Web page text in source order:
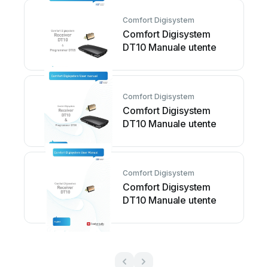
Comfort Digisystem
Comfort Digisystem
DT10 Manuale utente
Comfort Digisystem
Comfort Digisystem
DT10 Manuale utente
Comfort Digisystem
Comfort Digisystem
DT10 Manuale utente